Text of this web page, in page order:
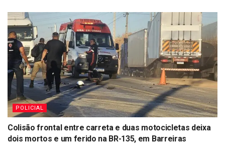
POLICIAL
Colisão frontal entre carreta e duas motocicletas deixa
dois mortos e um ferido na BR-135, em Barreiras